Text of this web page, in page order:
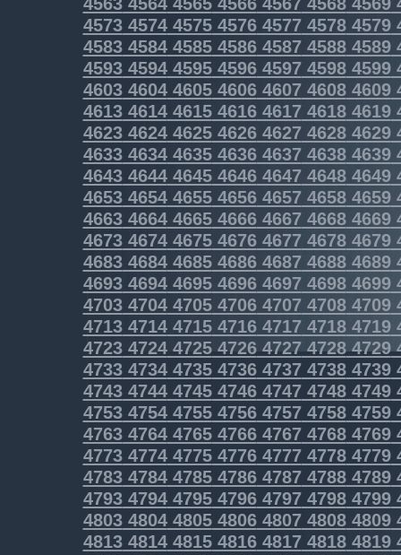
4573457445754576457745784579
4583458445854586458745884589
4593459445954596459745984599
46034604460546064607 46084609
46134614461546164617 46184619
46234624462546264627 46284629
4633463446354636463746384639
4643464446454646464746484649
4653465446554656465746584659
46634664466546664667 46684669
46734674467546764677 46784679
46834684468546864687 46884689
46934694469546964697 46984699
47034704470547064707 47084709
47134714471547164717 47184719
4723472447254726472747284729
4733473447354736473747384739
4743474447454746474747484749
4753475447554756475747584759
4763476447654766476747684769
4773477447754776477747784779
4783478447854786478747884789
4793479447954796479747984799
4803480448054806480748084809
4813481448154816481748184819